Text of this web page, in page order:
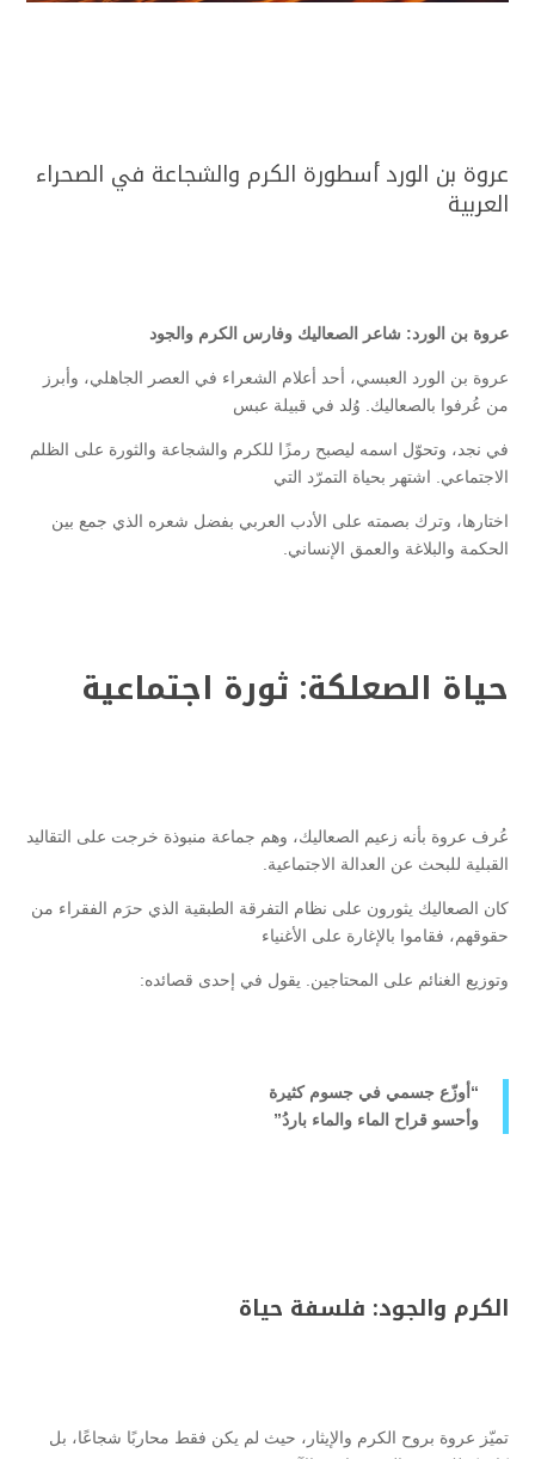
عروة بن الورد أسطورة الكرم والشجاعة في الصحراء
العربية
عروة بن الورد: شاعر الصعاليك وفارس الكرم والجود
عروة بن الورد العبسي، أحد أعلام الشعراء في العصر الجاهلي، وأبرز
من عُرفوا بالصعاليك. وُلد في قبيلة عبس
في نجد، وتحوّل اسمه ليصبح رمزًا للكرم والشجاعة والثورة على الظلم
الاجتماعي. اشتهر بحياة التمرّد التي
اختارها، وترك بصمته على الأدب العربي بفضل شعره الذي جمع بين
الحكمة والبلاغة والعمق الإنساني.
حياة الصعلكة: ثورة اجتماعية
عُرف عروة بأنه زعيم الصعاليك، وهم جماعة منبوذة خرجت على التقاليد
القبلية للبحث عن العدالة الاجتماعية.
كان الصعاليك يثورون على نظام التفرقة الطبقية الذي حرَم الفقراء من
حقوقهم، فقاموا بالإغارة على الأغنياء
وتوزيع الغنائم على المحتاجين. يقول في إحدى قصائده:
“أوزّع جسمي في جسوم كثيرة
وأحسو قراح الماء والماء باردُ”
الكرم والجود: فلسفة حياة
تميّز عروة بروح الكرم والإيثار، حيث لم يكن فقط محاربًا شجاعًا، بل